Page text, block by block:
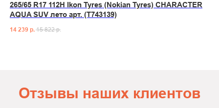
265/65 R17 112H Ikon Tyres (Nokian Tyres) CHARACTER
AQUA SUV лето арт. (T743139)
14 239 р. 15 822 р.
Отзывы наших клиентов